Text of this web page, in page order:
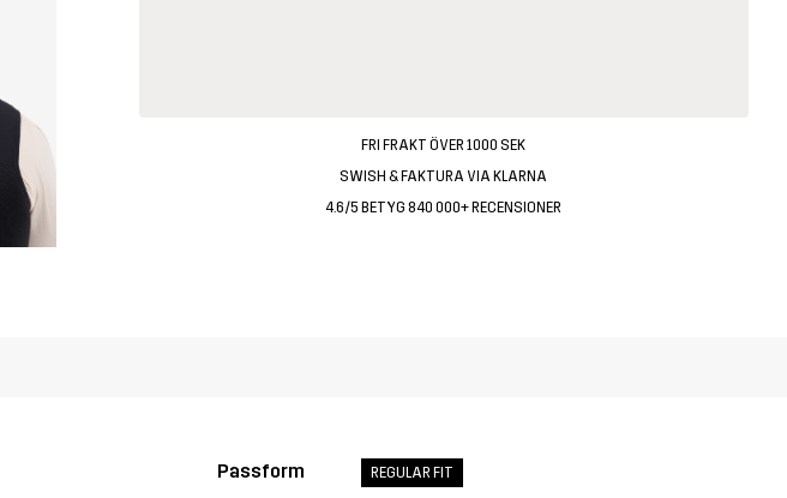
FRI FRAKT ÖVER 1000 SEK
SWISH & FAKTURA VIA KLARNA
4.6/5 BETYG 840 000+ RECENSIONER
Passform REGULAR FIT